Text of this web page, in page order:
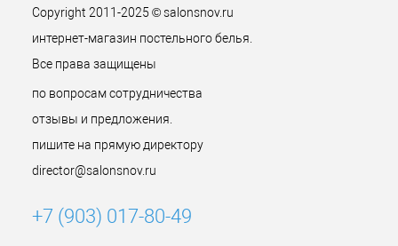
Copyright 2011-2025 © salonsnov.ru
интернет-магазин постельного белья.
Все права защищены
по вопросам сотрудничества
отзывы и предложения.
пишите на прямую директору
director@salonsnov.ru
+7 (903) 017-80-49